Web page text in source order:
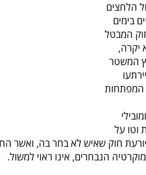
הלחצים
בימים
המבטל
יקרה,
המשטר
המפתחות
וטו על
חוק שאיש לא בחר בה, ואשר
הנבחרים, אינו ראוי למשול.